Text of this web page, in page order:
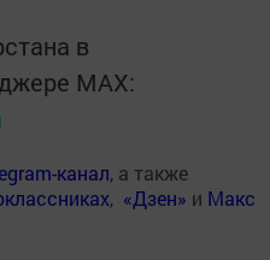
в
MАХ:
канал, а также
, «Дзен» и Макс